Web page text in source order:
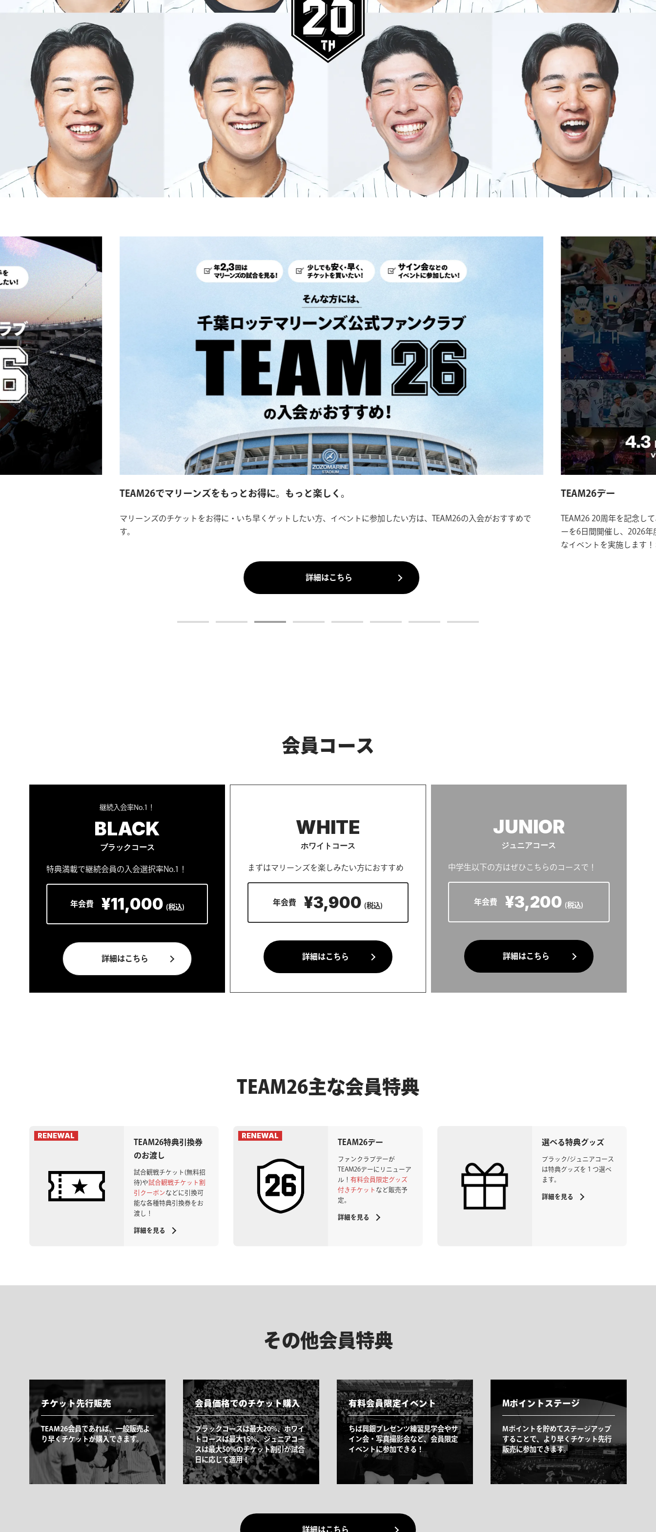
TEAM26でマリーンズをもっとお得に。もっと楽しく。
マリーンズのチケットをお得に・いち早くゲットしたい方、イベントに参加したい方は、TEAM26の入会がおすすめで
す。
詳細はこちら
TEAM26デー
TEAM26 20周年を記念し
ーを6日間開催し、2026年
なイベントを実施します
会員コース
継続入会率No.1！
BLACK
ブラックコース
特典満載で継続会員の入会選択率No.1！
¥11,000
詳細はこちら
WHITE
ホワイトコース
まずはマリーンズを楽しみたい方におすすめ
¥3,900
詳細はこちら
JUNIOR
ジュニアコース
中学生以下の方はぜひこちらのコースで！
¥3,200
詳細はこちら
TEAM26主な会員特典
TEAM26特典引換券
のお渡し
試合観戦チケット(無料招
待)や試合観戦チケット割
引クーポンなどに引換可
能な各種特典引換券をお
渡し！
詳細を見る
TEAM26デー
ファンクラブデーが
TEAM26デーにリニューア
ル！ 有料会員限定グッズ
付きチケット など販売予
定。
詳細を見る
選べる特典グッズ
ブラック/ジュニアコース
は特典グッズを１つ選べ
ます。
詳細を見る
その他会員特典
チケット先行販売
TEAM26会員であれば、一般販売よ
り早くチケットが購入できます。
会員価格でのチケット購入
ブラックコースは最大20%、ホワイ
トコースは最大15%、ジュニアコー
スは最大50%のチケット割引が試合
日に応じて適用！
有料会員限定イベント
ちば興銀プレゼンツ練習見学会やサ
イン会・写真撮影会など、会員限定
イベントに参加できる！
Mポイントステージ
Mポイントを貯めてステージアップ
することで、より早くチケット先行
販売に参加できます。
詳細はこちら